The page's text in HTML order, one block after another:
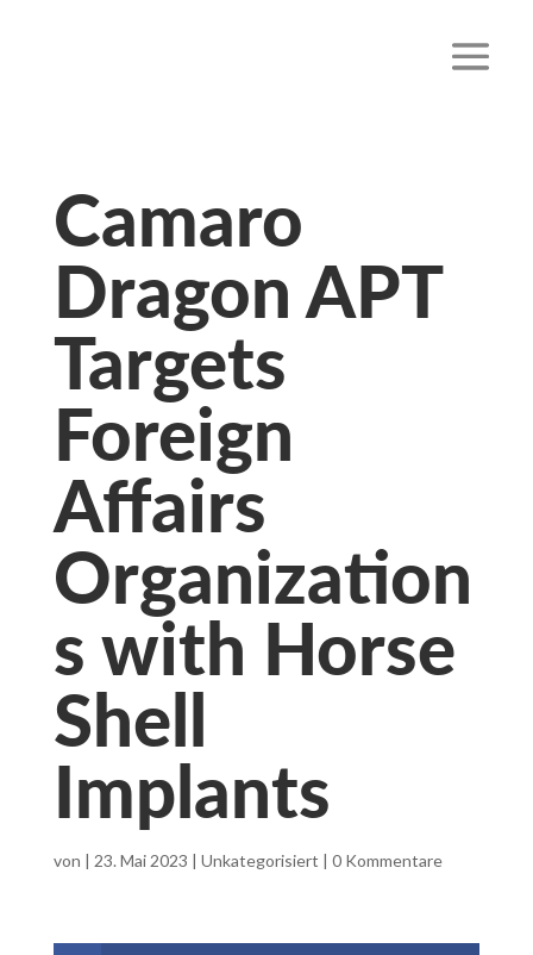
Camaro
Dragon APT
Targets
Foreign
Affairs
Organization
s with Horse
Shell
Implants
von | 23. Mai 2023 | Unkategorisiert | 0 Kommentare